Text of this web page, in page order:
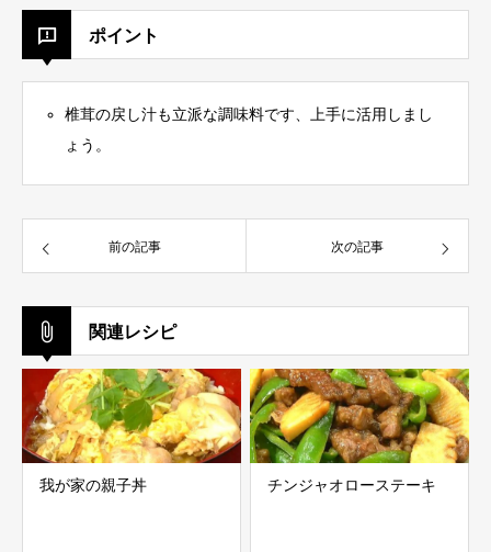
ポイント
椎茸の戻し汁も立派な調味料です、上手に活用しまし
ょう。
前の記事 次の記事
関連レシピ
我が家の親子丼 チンジャオローステーキ